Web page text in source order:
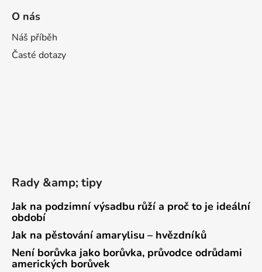
O nás
Náš příběh
Časté dotazy
Rady &amp; tipy
Jak na podzimní výsadbu růží a proč to je ideální
období
Jak na pěstování amarylisu – hvězdníků
Není borůvka jako borůvka, průvodce odrůdami
amerických borůvek